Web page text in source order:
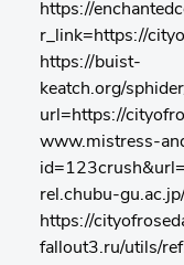
https://
r_link=https://
https://buist-
keatch.org/
url=https://
www.mistress-
rel.chubu-
https://
fallout3.ru/utils/